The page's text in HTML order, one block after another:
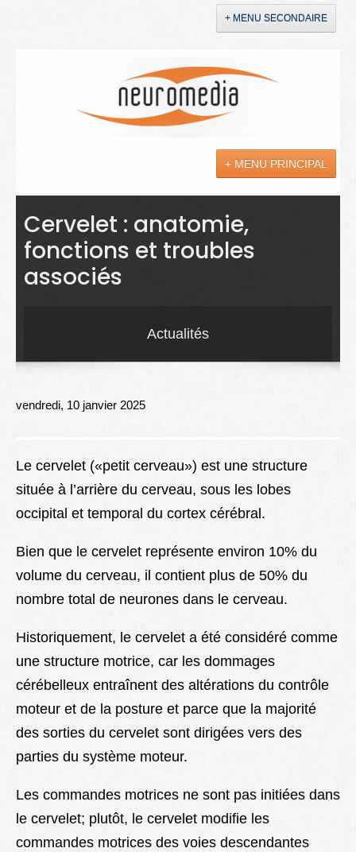
+ MENU SECONDAIRE
+ MENU PRINCIPAL
Actualités
Sciences
Maladies
Better Health
Cervelet : anatomie,
fonctions et troubles
associés
Actualités
vendredi, 10 janvier 2025
Le cervelet («petit cerveau») est une structure
située à l’arrière du cerveau, sous les lobes
occipital et temporal du cortex cérébral.
Bien que le cervelet représente environ 10% du
volume du cerveau, il contient plus de 50% du
nombre total de neurones dans le cerveau.
Historiquement, le cervelet a été considéré comme
une structure motrice, car les dommages
cérébelleux entraînent des altérations du contrôle
moteur et de la posture et parce que la majorité
des sorties du cervelet sont dirigées vers des
parties du système moteur.
Les commandes motrices ne sont pas initiées dans
le cervelet; plutôt, le cervelet modifie les
commandes motrices des voies descendantes